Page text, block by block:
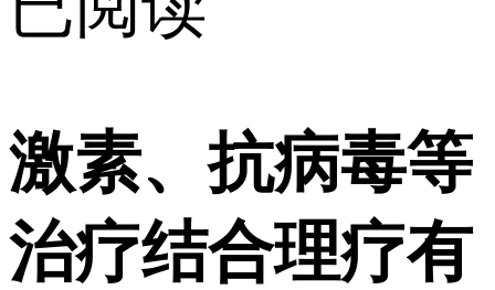
激素、抗病毒等
治疗结合理疗有